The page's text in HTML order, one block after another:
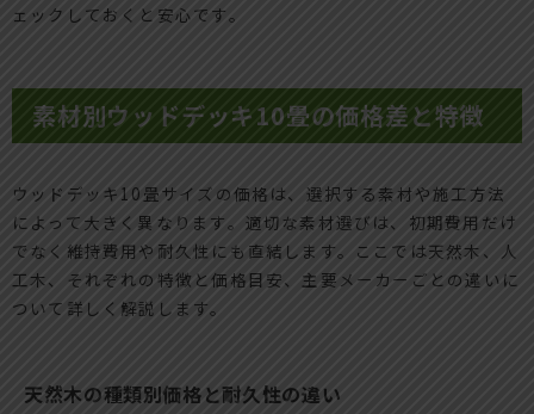
ェックしておくと安心です。
素材別ウッドデッキ10畳の価格差と特徴
ウッドデッキ10畳サイズの価格は、選択する素材や施工方法
によって大きく異なります。適切な素材選びは、初期費用だけ
でなく維持費用や耐久性にも直結します。ここでは天然木、人
工木、それぞれの特徴と価格目安、主要メーカーごとの違いに
ついて詳しく解説します。
天然木の種類別価格と耐久性の違い